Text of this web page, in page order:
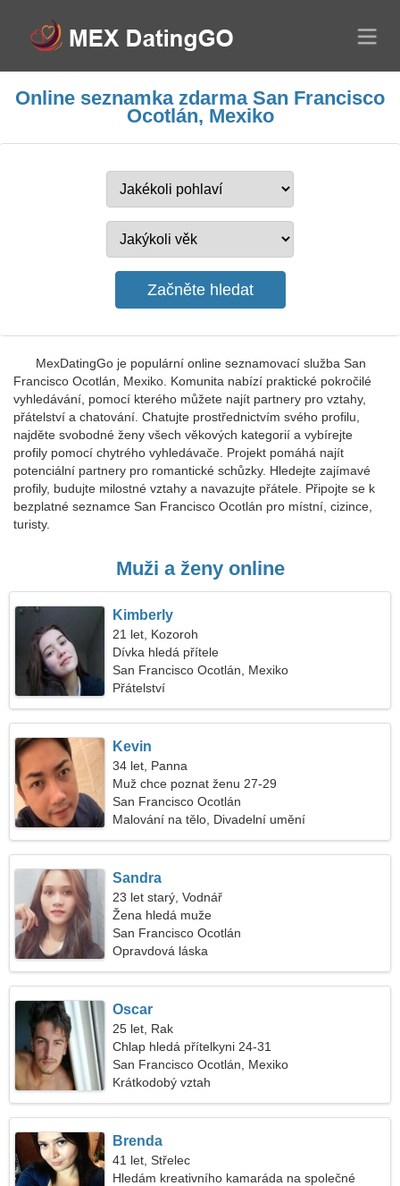
Online seznamka zdarma San Francisco
Ocotlán, Mexiko
MexDatingGo je populární online seznamovací služba San
Francisco Ocotlán, Mexiko. Komunita nabízí praktické pokročilé
vyhledávání, pomocí kterého můžete najít partnery pro vztahy,
přátelství a chatování. Chatujte prostřednictvím svého profilu,
najděte svobodné ženy všech věkových kategorií a vybírejte
profily pomocí chytrého vyhledávače. Projekt pomáhá najít
potenciální partnery pro romantické schůzky. Hledejte zajímavé
profily, budujte milostné vztahy a navazujte přátele. Připojte se k
bezplatné seznamce San Francisco Ocotlán pro místní, cizince,
turisty.
Muži a ženy online
Kimberly
21 let, Kozoroh
Dívka hledá přítele
San Francisco Ocotlán, Mexiko
Přátelství
Kevin
34 let, Panna
Muž chce poznat ženu 27-29
San Francisco Ocotlán
Malování na tělo, Divadelní umění
Sandra
23 let starý, Vodnář
Žena hledá muže
San Francisco Ocotlán
Opravdová láska
Oscar
25 let, Rak
Chlap hledá přítelkyni 24-31
San Francisco Ocotlán, Mexiko
Krátkodobý vztah
Brenda
41 let, Střelec
Hledám kreativního kamaráda na společné